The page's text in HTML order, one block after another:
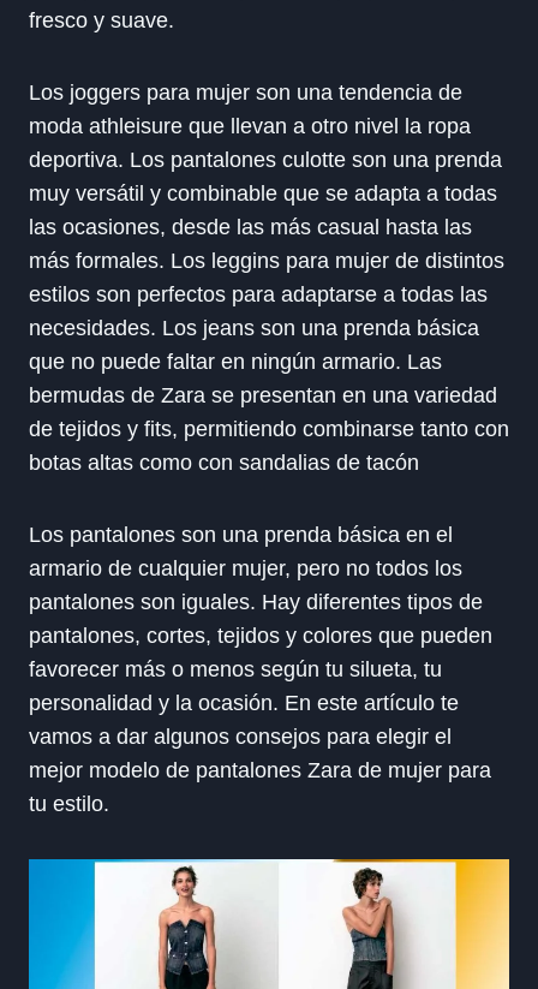
fresco y suave.
Los joggers para mujer son una tendencia de
moda athleisure que llevan a otro nivel la ropa
deportiva. Los pantalones culotte son una prenda
muy versátil y combinable que se adapta a todas
las ocasiones, desde las más casual hasta las
más formales. Los leggins para mujer de distintos
estilos son perfectos para adaptarse a todas las
necesidades. Los jeans son una prenda básica
que no puede faltar en ningún armario. Las
bermudas de Zara se presentan en una variedad
de tejidos y fits, permitiendo combinarse tanto con
botas altas como con sandalias de tacón
Los pantalones son una prenda básica en el
armario de cualquier mujer, pero no todos los
pantalones son iguales. Hay diferentes tipos de
pantalones, cortes, tejidos y colores que pueden
favorecer más o menos según tu silueta, tu
personalidad y la ocasión. En este artículo te
vamos a dar algunos consejos para elegir el
mejor modelo de pantalones Zara de mujer para
tu estilo.